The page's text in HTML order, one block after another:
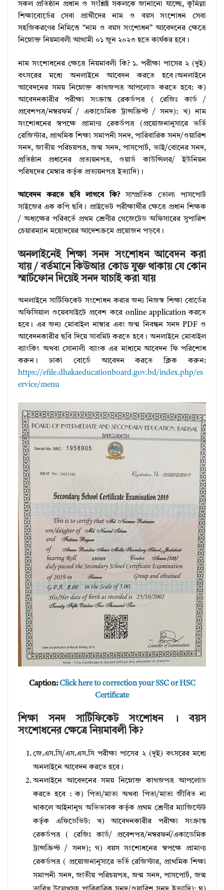
সকল প্রতিষ্ঠান প্রধান ও সংশ্লিষ্ট সকলকে জানানো যাচ্ছে, কুমিল্লা
শিক্ষাবোর্ডের সেবা প্রার্থীদের নাম ও বয়স সংশোধন সেবা
সহজিকরণের নিমিত্তে “নাম ও বয়স সংশোধন” আবেদনের ক্ষেত্রে
নিম্নোক্ত নিয়মাবলী আগামী ০১ জুন ২০২৩ হতে কার্যকর হবে।
নাম সংশোধনের ক্ষেত্রে নিয়মাবলী কি? ১. পরীক্ষা পাসের ২ (দুই)
বৎসরের মধ্যে অনলাইনে আবেদন করতে হবে।অনলাইনে
আবেদনের সময় নিম্নোক্ত কাগজপত্র আপলোড করতে হবে: ক)
আবেদনকারীর পরীক্ষা সংক্রান্ত রেকর্ডপত্র ( রেজিঃ কার্ড /
প্রবেশপত্র/নম্বরফর্ম / একাডেমিক ট্রান্সক্রিপ্ট / সনদ): খ) নাম
সংশোধনের স্বপক্ষে প্রামাণ্য রেকর্ডপত্র (প্রয়োজনানুসারে ভর্তি
রেজিস্টার, প্রাথমিক শিক্ষা সমাপনী সনদ, পারিবারিক সনদ/ওয়ারিশ
সনদ, জাতীয় পরিচয়পত্র, জন্ম সনদ, পাসপোর্ট, ভাই/বোনের সনদ,
প্রতিষ্ঠান প্রধানের প্রত্যয়নপত্র, ওয়ার্ড কাউন্সিলর/ ইউনিয়ন
পরিষদের মেম্বার কর্তৃক প্রত্যয়নপত্র ইত্যাদি)।
আবেদন করতে ছবি লাগবে কি?সাম্প্রতিক তোলা পাসপোর্ট
সাইজের এক কপি ছবি। প্রাইভেট পরীক্ষার্থীর ক্ষেত্রে প্রধান শিক্ষক
/ অধ্যক্ষের পরিবর্তে প্রথম শ্রেণীর গেজেটেড অফিসারের সুপারিশ
চেয়ারম্যান মহোদয়ের আদেশক্রমে প্রয়োজন পড়বে।
অনলাইনেই শিক্ষা সনদ সংশোধন আবেদন করা
যায় / বর্তমানে কিউআর কোড যুক্ত থাকায় যে কোন
স্মার্টফোন দিয়েই সনদ যাচাই করা যায়
অনলাইনে সার্টিফিকেট সংশোধন করার জন্য নিজস্ব শিক্ষা বোর্ডের
অফিসিয়াল ওয়েবসাইটে প্রবেশ করে online application করতে
হবে। এর জন্য মোবাইল নাম্বার এবং জন্ম নিবন্ধন সনদ PDF ও
আবেদনকারীর ছবি দিয়ে সাবমিট করতে হবে। অনলাইনে মোবাইল
ব্যাংকিং অথবা সোনালী ব্যাংক এর মাধ্যমে আবেদন ফি পরিশোধ
করুন। ঢাকা বোর্ডে আবেদন করতে ক্লিক করুন:
https://efile.dhakaeducationboard.gov.bd/index.php/es
ervice/menu
Caption:Click here to correction your SSC or HSC
Certificate
শিক্ষা সনদ সার্টিফিকেট সংশোধন । বয়স
সংশোধনের ক্ষেত্রে নিয়মাবলী কি?
জে.এস.সি/এস.এস.সি পরীক্ষা পাসের ২ (দুই) বৎসরের মধ্যে
অনলাইনে আবেদন করতে হবে।
অনলাইনে আবেদনের সময় নিম্নোক্ত কাগজপত্র আপলোড
করতে হবে : ক) পিতা/মাতা অথবা পিতা/মাতা জীবিত না
থাকলে আইনানুগ অভিভাবক কর্তৃক প্রথম শ্রেণীর ম্যাজিস্টেট
কর্তৃক এফিডেভিট: খ) আবেদনকারীর পরীক্ষা সংক্রান্ত
রেকর্ডপত্র ( রেজিঃ কার্ড/ প্রবেশপত্র/নম্বরফর্ন/একাডেমিক
ট্রান্সক্রিপ্ট / সনদ); গ) বয়স সংশোধনের স্বপক্ষে প্রামাণ্য
রেকর্ডপত্র ( প্রয়োজনানুসারে ভর্তি রেজিস্টার, প্রাথমিক শিক্ষা
সমাপনী সনদ, জাতীয় পরিচয়পত্র, জন্ম সনদ, পাসপোর্ট, জন্ম